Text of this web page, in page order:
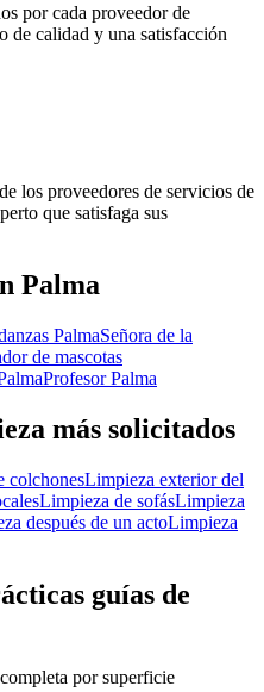
por cada proveedor de
de calidad y una satisfacción
los proveedores de servicios de
que satisfaga sus
Palma
PalmaSeñora de la
de mascotas
Profesor Palma
más solicitados
colchonesLimpieza exterior del
Limpieza de sofásLimpieza
después de un actoLimpieza
guías de